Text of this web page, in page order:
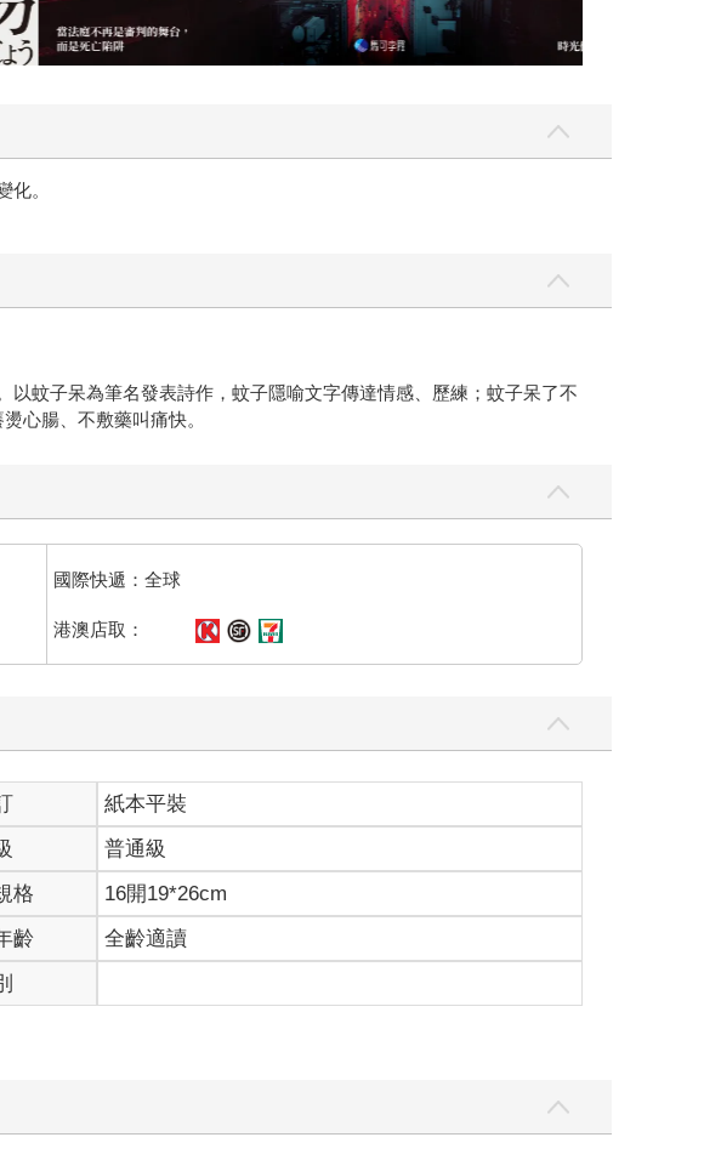
。
蚊子呆為筆名發表詩作，蚊子隱喻文字傳達情感、歷練；蚊子呆了不
心腸、不敷藥叫痛快。
國際快遞：全球
港澳店取：
紙本平裝
普通級
格
16開19*26cm
齡
全齡適讀